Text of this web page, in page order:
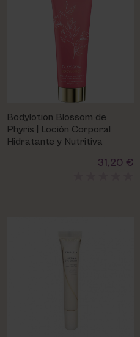
Bodylotion Blossom de
Phyris | Loción Corporal
Hidratante y Nutritiva
31,20 €